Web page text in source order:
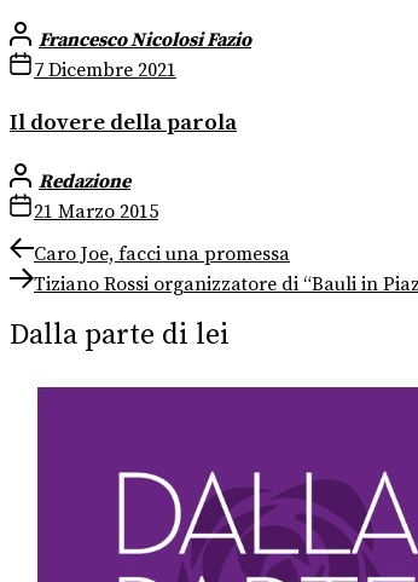
Francesco Nicolosi Fazio
7 Dicembre 2021
Il dovere della parola
Redazione
21 Marzo 2015
Navigazione
articoli
Previous
post:
Caro Joe, facci una promessa
Next
Tiziano Rossi organizzatore di “Bauli in
Dalla parte di lei